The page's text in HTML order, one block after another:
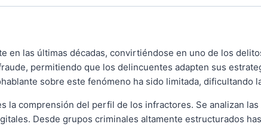
en las últimas décadas, convirtiéndose en uno de los
permitiendo que los delincuentes adapten sus
sobre este fenómeno ha sido limitada, dificultando
la comprensión del perfil de los infractores. Se analizan
Desde grupos criminales altamente estructurados